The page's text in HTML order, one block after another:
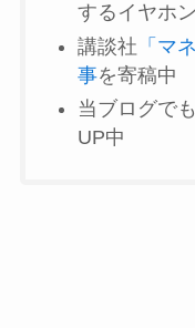
するイヤホ
講談社 「マ
事を寄稿中
当ブログで
UP中